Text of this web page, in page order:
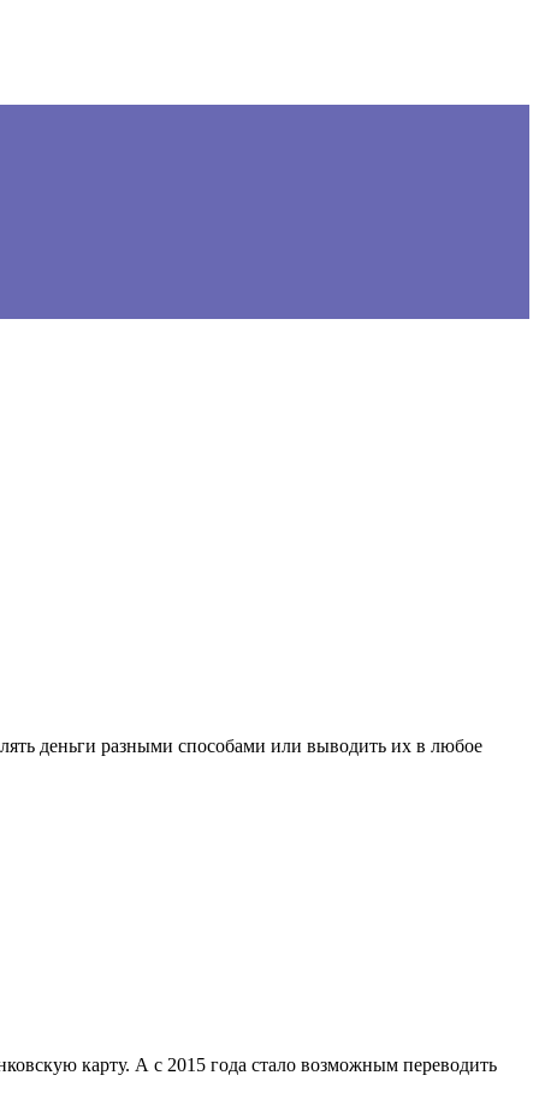
деньги разными способами или выводить их в любое
карту. А с 2015 года стало возможным переводить